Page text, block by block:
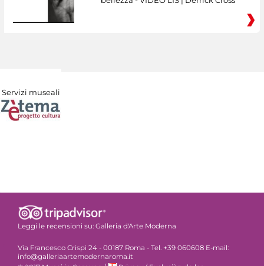
Servizi museali
Leggi le recensioni su: Galleria d'Arte Moderna
Via Francesco Crispi 24 - 00187 Roma - Tel. +39 060608 E-mail:
info@galleriaartemodernaroma.it